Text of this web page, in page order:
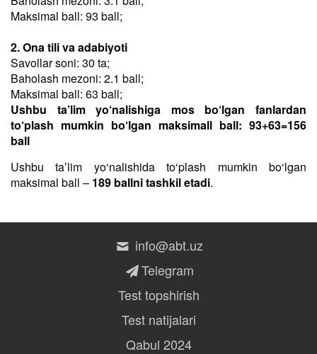
Maksimal ball: 93 ball;
2. Ona tili va adabiyoti
Savollar soni: 30 ta;
Baholash mezoni: 2.1 ball;
Maksimal ball: 63 ball;
Ushbu ta’lim yo‘nalishiga mos bo‘lgan fanlardan
to‘plash mumkin bo‘lgan maksimall ball: 93+63=156
ball
Ushbu taʼlim yo‘nalishida to‘plash mumkin bo‘lgan
maksimal ball – 189 ballni tashkil etadi.
info@abt.uz
Telegram
Test topshirish
Test natijalari
Qabul 2024